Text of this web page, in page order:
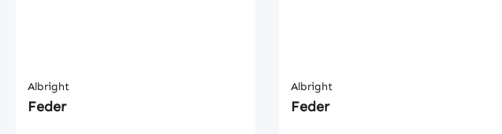
Albright
Feder
Albright
Feder